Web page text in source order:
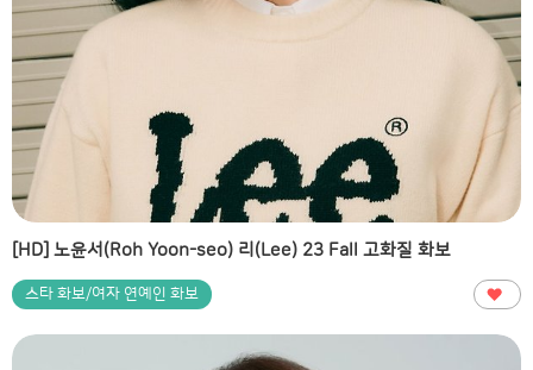
[HD] 노윤서(Roh Yoon-seo) 리(Lee) 23 Fall 고화질 화보
스타 화보/여자 연예인 화보